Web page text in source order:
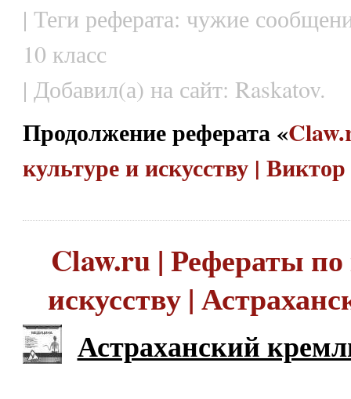
| Теги реферата: чужие
10 класс
| Добавил(а) на сайт: Raskatov.
Продолжение реферата «
культуре и искусству |
Claw.ru | Рефераты по
искусству |
Астраханский